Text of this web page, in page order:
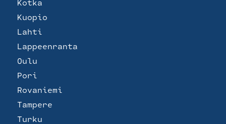
Kuopio
Lahti
Lappeenranta
Oulu
Pori
Rovaniemi
Tampere
Turku